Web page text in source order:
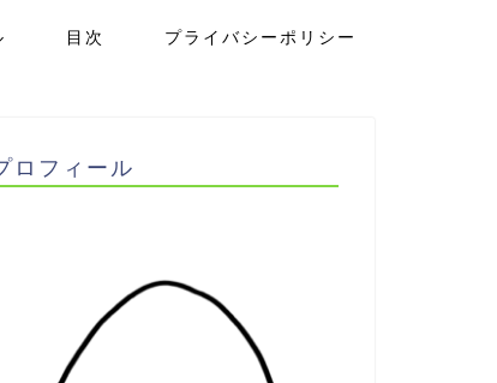
目次 プライバシーポリシー
ロフィール